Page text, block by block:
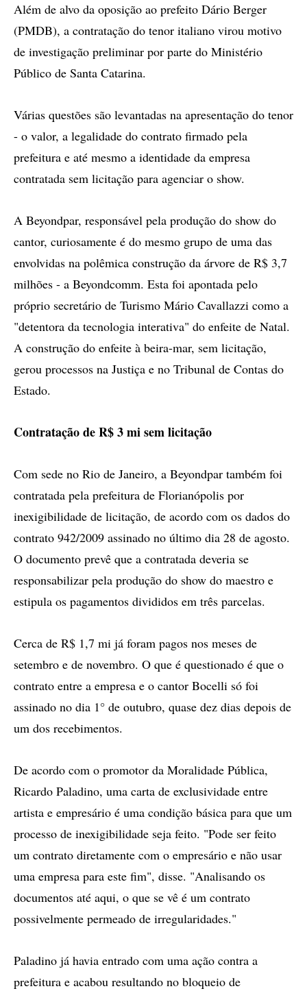
Além de alvo da oposição ao prefeito Dário Berger
(PMDB), a contratação do tenor italiano virou motivo
de investigação preliminar por parte do Ministério
Público de Santa Catarina.
Várias questões são levantadas na apresentação do tenor
- o valor, a legalidade do contrato firmado pela
prefeitura e até mesmo a identidade da empresa
contratada sem licitação para agenciar o show.
A Beyondpar, responsável pela produção do show do
cantor, curiosamente é do mesmo grupo de uma das
envolvidas na polêmica construção da árvore de R$ 3,7
milhões - a Beyondcomm. Esta foi apontada pelo
próprio secretário de Turismo Mário Cavallazzi como a
"detentora da tecnologia interativa" do enfeite de Natal.
A construção do enfeite à beira-mar, sem licitação,
gerou processos na Justiça e no Tribunal de Contas do
Estado.
Contratação de R$ 3 mi sem licitação
Com sede no Rio de Janeiro, a Beyondpar também foi
contratada pela prefeitura de Florianópolis por
inexigibilidade de licitação, de acordo com os dados do
contrato 942/2009 assinado no último dia 28 de agosto.
O documento prevê que a contratada deveria se
responsabilizar pela produção do show do maestro e
estipula os pagamentos divididos em três parcelas.
Cerca de R$ 1,7 mi já foram pagos nos meses de
setembro e de novembro. O que é questionado é que o
contrato entre a empresa e o cantor Bocelli só foi
assinado no dia 1° de outubro, quase dez dias depois de
um dos recebimentos.
De acordo com o promotor da Moralidade Pública,
Ricardo Paladino, uma carta de exclusividade entre
artista e empresário é uma condição básica para que um
processo de inexigibilidade seja feito. "Pode ser feito
um contrato diretamente com o empresário e não usar
uma empresa para este fim", disse. "Analisando os
documentos até aqui, o que se vê é um contrato
possivelmente permeado de irregularidades."
Paladino já havia entrado com uma ação contra a
prefeitura e acabou resultando no bloqueio de